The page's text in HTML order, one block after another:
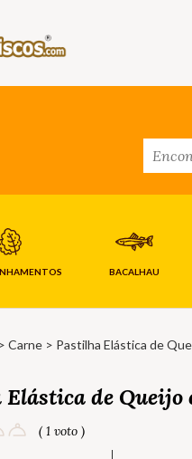
BACALHAU
> Carne > Pastilha Elástica de
de Queijo
( 1 voto )